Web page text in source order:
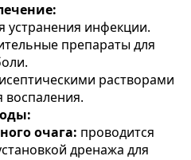
устранения инфекции.
препараты для
растворами
очага: проводится
дренажа для